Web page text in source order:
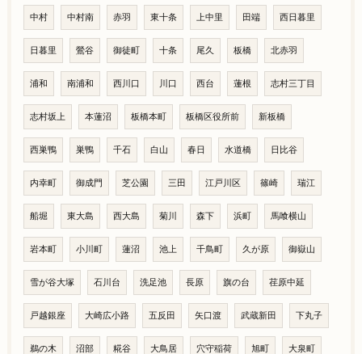
中村 中村南 赤羽 東十条 上中里 田端 西日暮里
日暮里 鶯谷 御徒町 十条 尾久 板橋 北赤羽
浦和 南浦和 西川口 川口 西台 蓮根 志村三丁目
志村坂上 本蓮沼 板橋本町 板橋区役所前 新板橋
西巣鴨 巣鴨 千石 白山 春日 水道橋 日比谷
内幸町 御成門 芝公園 三田 江戸川区 篠崎 瑞江
船堀 東大島 西大島 菊川 森下 浜町 馬喰横山
岩本町 小川町 蓮沼 池上 千鳥町 久が原 御嶽山
雪が谷大塚 石川台 洗足池 長原 旗の台 荏原中延
戸越銀座 大崎広小路 五反田 矢口渡 武蔵新田 下丸子
鵜の木 沼部 糀谷 大鳥居 穴守稲荷 旭町 大泉町